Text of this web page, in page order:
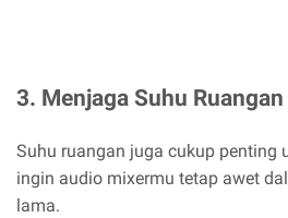
3. Menjaga Suhu
Suhu ruangan juga cukup penting
ingin audio mixermu tetap awet
lama.